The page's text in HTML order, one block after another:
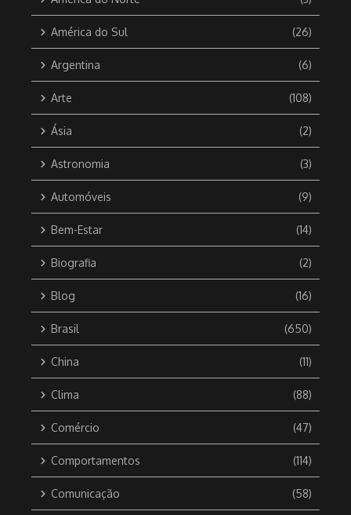
América do Sul (26)
Argentina (6)
Arte (108)
Ásia (2)
Astronomia (3)
Automóveis (9)
Bem-Estar (14)
Biografia (2)
Blog (16)
Brasil (650)
China (11)
Clima (88)
Comércio (47)
Comportamentos (114)
Comunicação (58)